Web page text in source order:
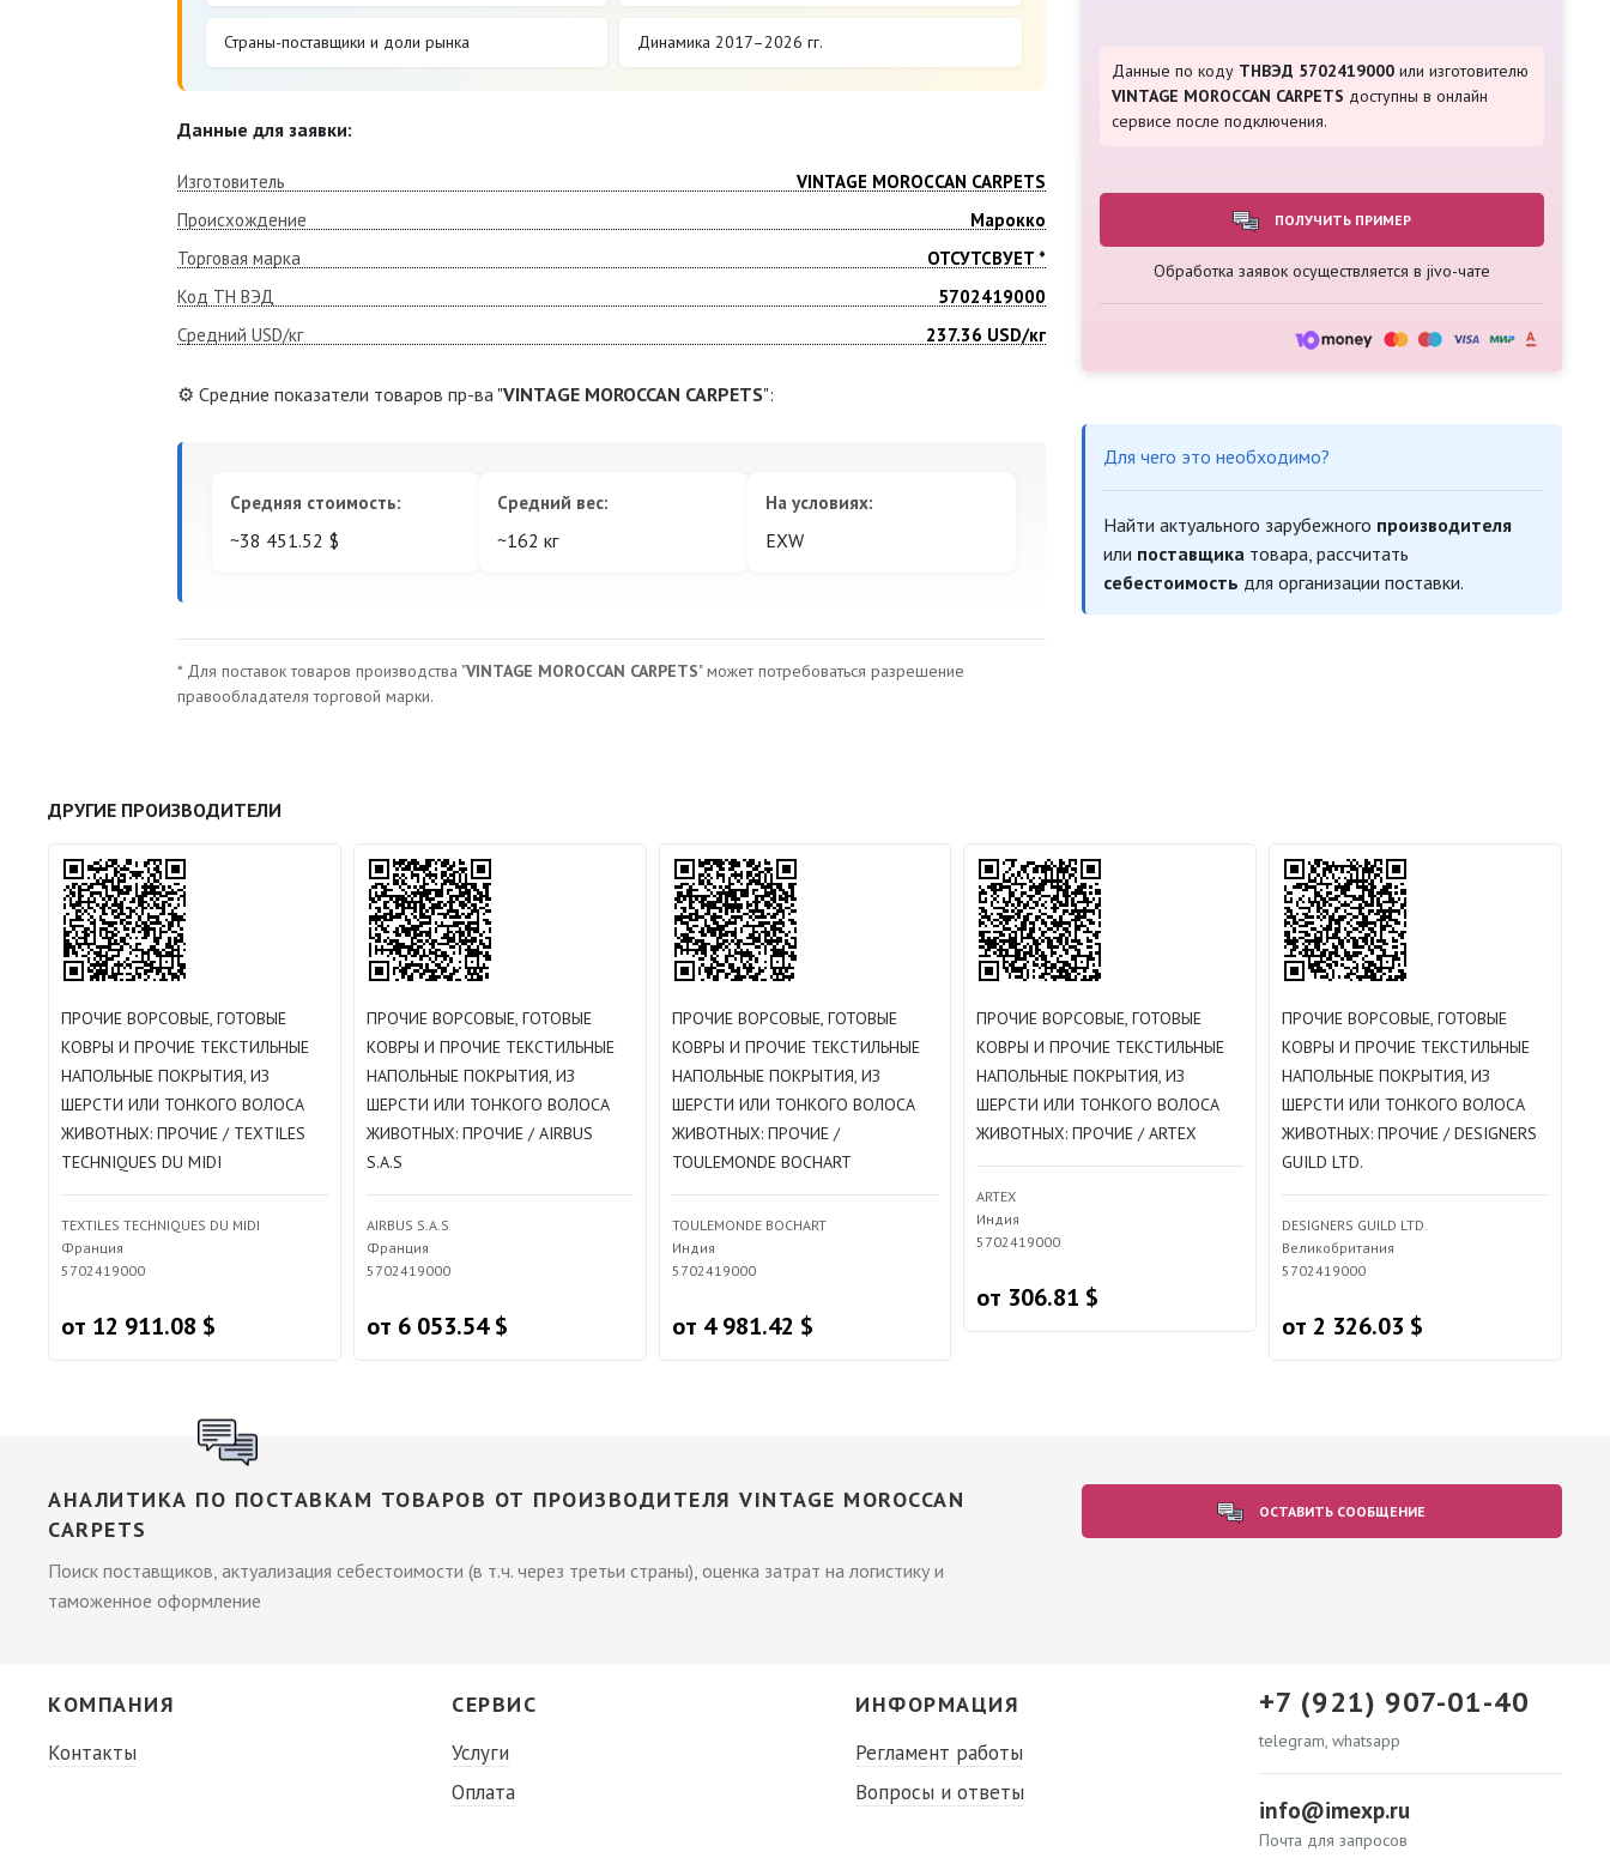
Страны-поставщики и доли рынка Динамика 2017–2026 гг.
Данные для заявки:
Изготовитель
VINTAGE MOROCCAN CARPETS
Происхождение
Марокко
Торговая марка
ОТСУТСВУЕТ *
Код ТН ВЭД
5702419000
Средний USD/кг
237.36 USD/кг
⚙️ Средние показатели товаров пр-ва "VINTAGE MOROCCAN CARPETS":
Средняя стоимость:
~38 451.52 $
Средний вес:
~162 кг
На условиях:
EXW
* Для поставок товаров производства "VINTAGE MOROCCAN CARPETS" может потребоваться разрешение
правообладателя торговой марки.
Данные по коду ТНВЭД 5702419000или изготовителю
VINTAGE MOROCCAN CARPETS доступны в онлайн
сервисе после подключения.
ПОЛУЧИТЬ ПРИМЕР
Обработка заявок осуществляется в jivo-чате
Для чего это необходимо?
Найти актуального зарубежного производителя
или поставщикатовара, рассчитать
себестоимость для организации поставки.
ДРУГИЕ ПРОИЗВОДИТЕЛИ
ПРОЧИЕ ВОРСОВЫЕ, ГОТОВЫЕ
КОВРЫ И ПРОЧИЕ ТЕКСТИЛЬНЫЕ
НАПОЛЬНЫЕ ПОКРЫТИЯ, ИЗ
ШЕРСТИ ИЛИ ТОНКОГО ВОЛОСА
ЖИВОТНЫХ: ПРОЧИЕ / TEXTILES
TECHNIQUES DU MIDI
TEXTILES TECHNIQUES DU MIDI
Франция
5702419000
от 12 911.08 $
ПРОЧИЕ ВОРСОВЫЕ, ГОТОВЫЕ
КОВРЫ И ПРОЧИЕ ТЕКСТИЛЬНЫЕ
НАПОЛЬНЫЕ ПОКРЫТИЯ, ИЗ
ШЕРСТИ ИЛИ ТОНКОГО ВОЛОСА
ЖИВОТНЫХ: ПРОЧИЕ / AIRBUS
S.A.S
AIRBUS S.A.S
Франция
5702419000
от 6 053.54 $
ПРОЧИЕ ВОРСОВЫЕ, ГОТОВЫЕ
КОВРЫ И ПРОЧИЕ ТЕКСТИЛЬНЫЕ
НАПОЛЬНЫЕ ПОКРЫТИЯ, ИЗ
ШЕРСТИ ИЛИ ТОНКОГО ВОЛОСА
ЖИВОТНЫХ: ПРОЧИЕ /
TOULEMONDE BOCHART
TOULEMONDE BOCHART
Индия
5702419000
от 4 981.42 $
ПРОЧИЕ ВОРСОВЫЕ, ГОТОВЫЕ
КОВРЫ И ПРОЧИЕ ТЕКСТИЛЬНЫЕ
НАПОЛЬНЫЕ ПОКРЫТИЯ, ИЗ
ШЕРСТИ ИЛИ ТОНКОГО ВОЛОСА
ЖИВОТНЫХ: ПРОЧИЕ / ARTEX
ARTEX
Индия
5702419000
от 306.81 $
ПРОЧИЕ ВОРСОВЫЕ, ГОТОВЫЕ
КОВРЫ И ПРОЧИЕ ТЕКСТИЛЬНЫЕ
НАПОЛЬНЫЕ ПОКРЫТИЯ, ИЗ
ШЕРСТИ ИЛИ ТОНКОГО ВОЛОСА
ЖИВОТНЫХ: ПРОЧИЕ / DESIGNERS
GUILD LTD.
DESIGNERS GUILD LTD.
Великобритания
5702419000
от 2 326.03 $
АНАЛИТИКА ПО ПОСТАВКАМ ТОВАРОВ ОТ ПРОИЗВОДИТЕЛЯ VINTAGE MOROCCAN
CARPETS
Поиск поставщиков, актуализация себестоимости (в т.ч. через третьи страны), оценка затрат на логистику и
таможенное оформление
ОСТАВИТЬ СООБЩЕНИЕ
КОМПАНИЯ
Контакты
СЕРВИС
Услуги
Оплата
ИНФОРМАЦИЯ
Регламент работы
Вопросы и ответы
+7 (921) 907-01-40
telegram, whatsapp
info@imexp.ru
Почта для запросов